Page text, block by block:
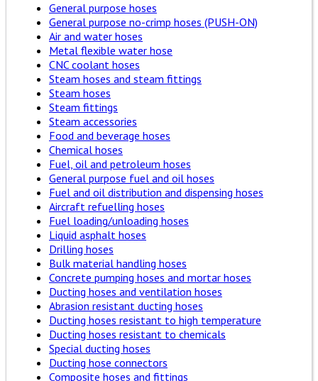
General purpose hoses
General purpose no-crimp hoses (PUSH-ON)
Air and water hoses
Metal flexible water hose
CNC coolant hoses
Steam hoses and steam fittings
Steam hoses
Steam fittings
Steam accessories
Food and beverage hoses
Chemical hoses
Fuel, oil and petroleum hoses
General purpose fuel and oil hoses
Fuel and oil distribution and dispensing hoses
Aircraft refuelling hoses
Fuel loading/unloading hoses
Liquid asphalt hoses
Drilling hoses
Bulk material handling hoses
Concrete pumping hoses and mortar hoses
Ducting hoses and ventilation hoses
Abrasion resistant ducting hoses
Ducting hoses resistant to high temperature
Ducting hoses resistant to chemicals
Special ducting hoses
Ducting hose connectors
Composite hoses and fittings